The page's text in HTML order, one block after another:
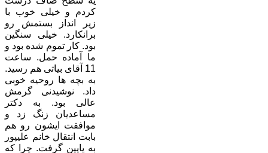
کردم و خیلی خوب با
زیر انداز بستمش رو
برانکارد. خیلی سنگین
بود. کار تموم شده بود و
ما آماده حمل. ساعت
11 آقای بیاتی هم رسید.
به بچه ها روحیه خوبی
داد. نوشیدنی گرمش
عالی بود. به دکتر
مساعدیان زنگ زد و
موافقت ایشون رو هم
بابت انتقال خانم علیپور
به پایین گرفت. چرا که